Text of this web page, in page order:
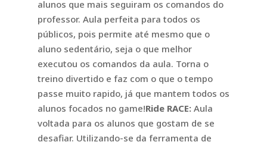
alunos que mais seguiram os comandos do
professor. Aula perfeita para todos os
públicos, pois permite até mesmo que o
aluno sedentário, seja o que melhor
executou os comandos da aula. Torna o
treino divertido e faz com o que o tempo
passe muito rapido, já que mantem todos os
alunos focados no game!Ride RACE: Aula
voltada para os alunos que gostam de se
desafiar. Utilizando-se da ferramenta de